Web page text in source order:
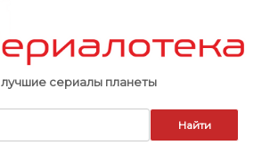
лучшие сериалы планеты